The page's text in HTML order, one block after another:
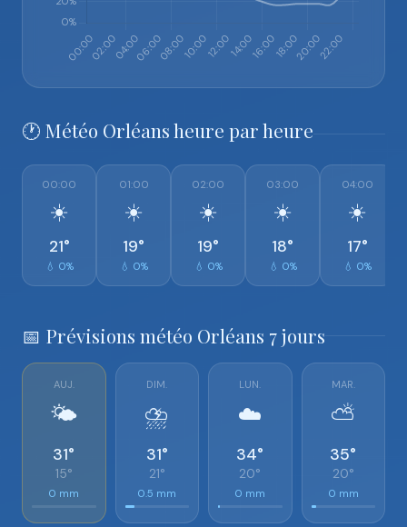
🕐 Météo Orléans heure par heure
00:00
☀️
21°
💧 0%
01:00
☀️
19°
💧 0%
02:00
☀️
19°
💧 0%
03:00
☀️
18°
💧 0%
04:00
☀️
17°
💧 0%
📅 Prévisions météo Orléans 7 jours
AUJ.
🌤️
31°
15°
0 mm
DIM.
⛈️
31°
21°
0.5 mm
LUN.
☁️
34°
20°
0 mm
MAR.
⛅
35°
20°
0 mm